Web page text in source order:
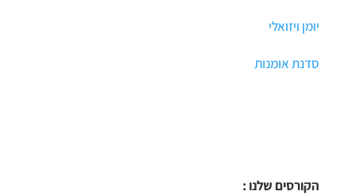
יומן ויזואלי
סדנת אומנות
הקורסים שלנו :